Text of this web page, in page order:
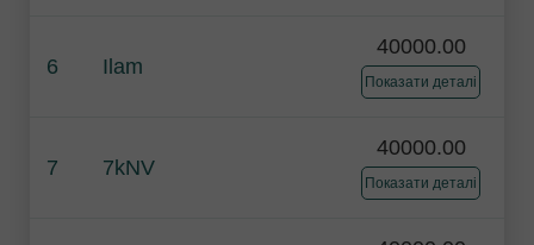
6 Ilam
40000.00
Показати деталі
7 7kNV
40000.00
Показати деталі